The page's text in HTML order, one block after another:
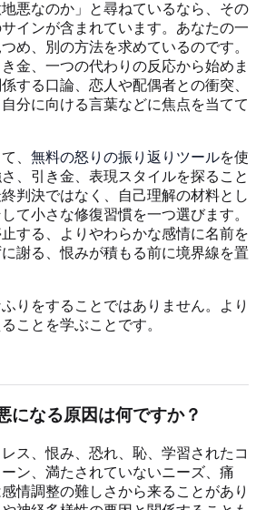
地悪なのか」と尋ねているなら、その
インが含まれています。あなたの一
め、別の方法を求めているのです。
金、一つの代わりの反応から始めま
する口論、恋人や配偶者との衝突、
分に向ける言葉などに焦点を当てて
、 無料の怒りの振り返りツールを使
、引き金、表現スタイルを探ること
判決ではなく、自己理解の材料とし
て小さな修復習慣を一つ選びます。
する、よりやわらかな感情に名前を
謝る、恨みが積もる前に境界線を置
りをすることではありません。より
ことを学ぶことです。
になる原因は何ですか？
ス、恨み、恐れ、恥、学習されたコ
ン、満たされていないニーズ、痛
情調整の難しさから来ることがあり